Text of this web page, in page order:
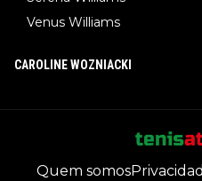
Venus Williams
CAROLINE WOZNIACKI
Quem somos